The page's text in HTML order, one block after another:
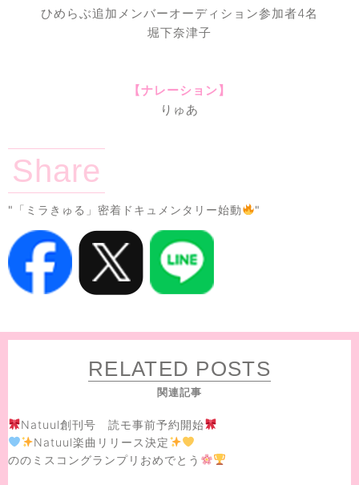
ひめらぶ追加メンバーオーディション参加者4名
堀下奈津子
【ナレーション】
りゅあ
Share
"「ミラきゅる」密着ドキュメンタリー始動 "
RELATED POSTS
関連記事
Natuul創刊号 読モ事前予約開始
Natuul楽曲リリース決定
ののミスコングランプリおめでとう